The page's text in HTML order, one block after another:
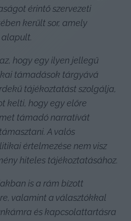
érintő szervezeti
került sor, amely
hogy egy ilyen jellegű
támadások tárgyává
tájékoztatást szolgálja,
kelti, hogy egy előre
támadó narratívát
A valós
értelmezése nem visz
hiteles tájékoztatásához.
is a rám bízott
valamint a választókkal
és kapcsolattartásra